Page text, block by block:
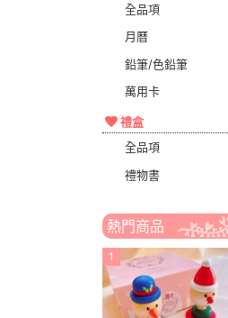
全品項
月曆
鉛筆/色鉛筆
萬用卡
禮盒
全品項
禮物書
熱門商品
1